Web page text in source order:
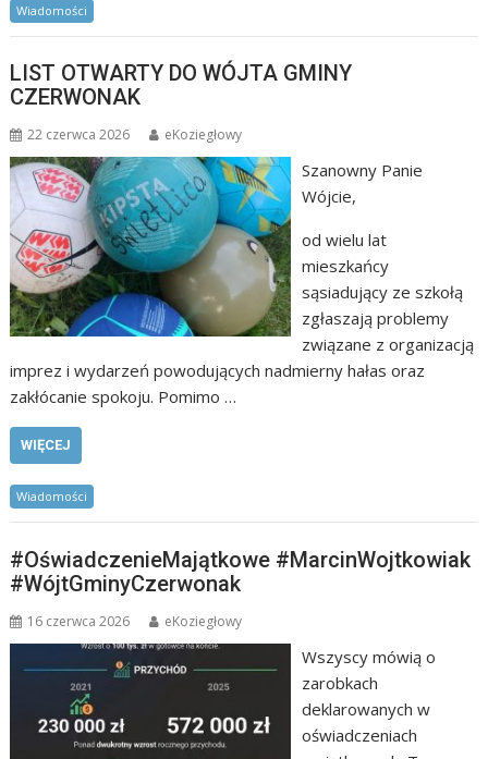
Wiadomości
LIST OTWARTY DO WÓJTA GMINY
CZERWONAK
22 czerwca 2026 eKoziegłowy
Szanowny Panie
Wójcie,
od wielu lat
mieszkańcy
sąsiadujący ze szkołą
zgłaszają problemy
związane z organizacją
imprez i wydarzeń powodujących nadmierny hałas oraz
zakłócanie spokoju. Pomimo …
WIĘCEJ
Wiadomości
#OświadczenieMajątkowe #MarcinWojtkowiak
#WójtGminyCzerwonak
16 czerwca 2026 eKoziegłowy
Wszyscy mówią o
zarobkach
deklarowanych w
oświadczeniach